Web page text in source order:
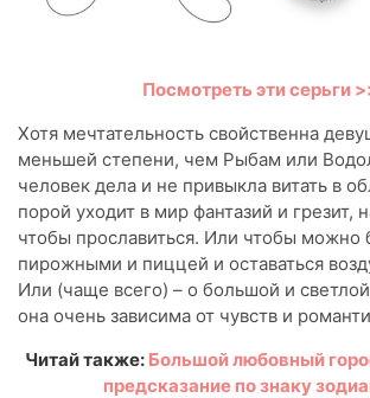
Посмотреть эти серьги
Хотя мечтательность свойственна
меньшей степени, чем Рыбам или
человек дела и не привыкла витать в
порой уходит в мир фантазий и грезит,
чтобы прославиться. Или чтобы можно
пирожными и пиццей и оставаться
Или (чаще всего) – о большой и
она очень зависима от чувств и
Читай также: Большой любовный
предсказание по знаку